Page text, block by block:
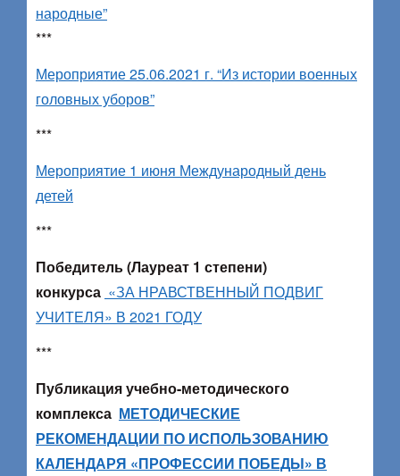
народные”
***
Мероприятие 25.06.2021 г. “Из истории военных
головных уборов”
***
Мероприятие 1 июня Международный день
детей
***
Победитель (Лауреат 1 степени)
конкурса «ЗА НРАВСТВЕННЫЙ ПОДВИГ
УЧИТЕЛЯ» В 2021 ГОДУ
***
Публикация учебно-методического
комплекса МЕТОДИЧЕСКИЕ
РЕКОМЕНДАЦИИ ПО ИСПОЛЬЗОВАНИЮ
КАЛЕНДАРЯ «ПРОФЕССИИ ПОБЕДЫ» В